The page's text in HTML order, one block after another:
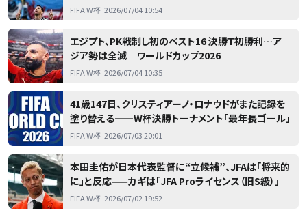
FIFA W杯 2026/07/04 10:54
エジプト、PK戦制し初のベスト16 決勝T初勝利…ア
ジア勢は全滅｜ワールドカップ2026
FIFA W杯 2026/07/04 10:35
41歳147日、クリスティアーノ・ロナウドがまた記録を
塗り替える——W杯決勝トーナメント「最年長ゴール」
FIFA W杯 2026/07/03 20:01
本田圭佑が日本代表監督に“立候補”、JFAは「将来的
に」と反応——カギは「JFA Proライセンス（旧S級）」
FIFA W杯 2026/07/02 19:52